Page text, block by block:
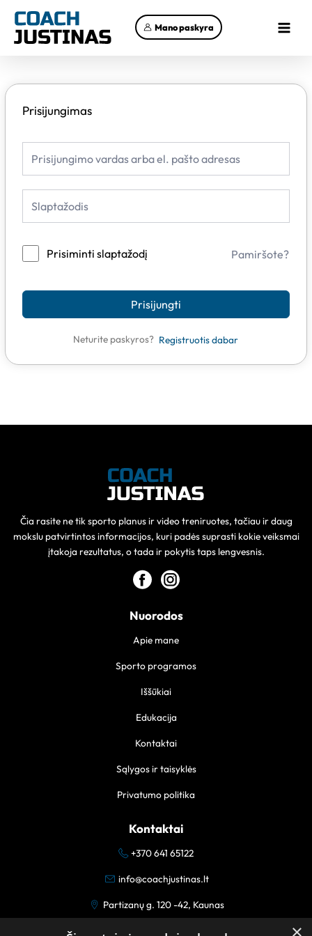
prie
turinio
Mano paskyra
Menu
Prisijungimas
Prisiminti slaptažodį Pamiršote?
Prisijungti
Neturite paskyros? Registruotis dabar
Čia rasite ne tik sporto planus ir video treniruotes, tačiau ir daug
mokslu patvirtintos informacijos, kuri padės suprasti kokie veiksmai
įtakoja rezultatus, o tada ir pokytis taps lengvesnis.
Nuorodos
Apie mane
Sporto programos
Iššūkiai
Edukacija
Kontaktai
Sąlygos ir taisyklės
Privatumo politika
Kontaktai
+370 641 65122
info@coachjustinas.lt
Partizanų g. 120 -42, Kaunas